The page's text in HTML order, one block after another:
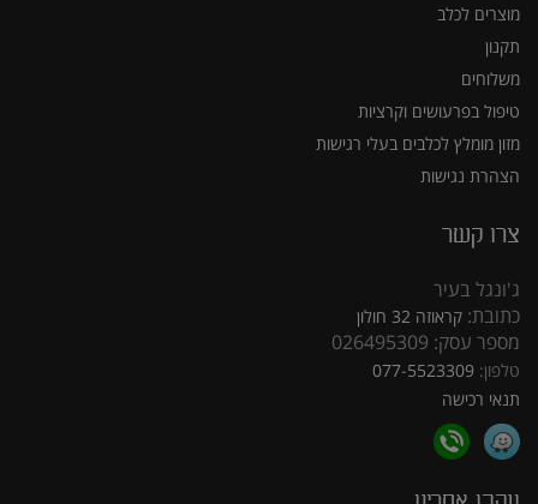
מוצרים לכלב
תקנון
משלוחים
טיפול בפרעושים וקרציות
מזון מומלץ לכלבים בעלי רגישות
הצהרת נגישות
צרו קשר
ג'ונגל בעיר
כתובת: קראוזה 32 חולון
מספר עסק: 026495309
טלפון: 077-5523309
תנאי רכישה